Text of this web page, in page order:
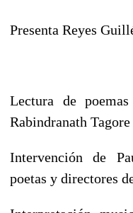
Presenta Reyes
Lectura de
Rabindranath Tagore
Intervención de
poetas y directores